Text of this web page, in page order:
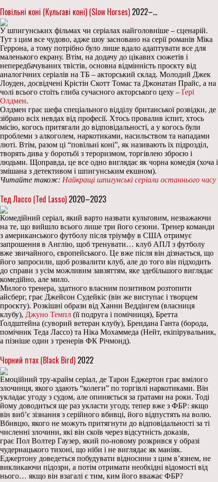
Повільні коні (Кульгаві коні) (Slow Horses) 2022–…
У шпигунських фільмах чи серіалах найголовніше – сценарій.
Тут з цим все чудово, адже шоу засновано на серії романів Міка
Геррона, а тому потрібно було лише вдало адаптувати все для
маленького екрану. Втім, на додачу до цікавих сюжетів і
непередбачуваних твістів, основна відмінність проєкту від
аналогічних серіалів на ТБ – акторський склад. Молодий Джек
Лоуден, досвідчені Крістін Скотт Томас та Джонатан Прайс, а на
чолі всього стоїть глиба сучасного акторського цеху – Ґері
Олдмен.
Олдмен грає шефа спеціального відділу британської розвідки, де
зібрано всіх невдах від професії. Хтось провалив іспит, хтось
місію, когось притягали до відповідальності, а у когось були
проблеми з алкоголем, наркотиками, насильством та нападами
люті. Втім, разом ці “повільні коні”, як називають їх підрозділ,
творять дива у боротьбі з тероризмом, торгівлею зброєю і
людьми. Щоправда, це все одно виглядає як чорна комедія (хоча і
змішана з детективом і шпигунським екшном).
Читайте також: Найкращі шпигунські серіали останнього часу
Тед Лассо (Ted Lasso) 2020–2023
Комедійний серіал, який варто назвати культовим, незважаючи
на те, що вийшло всього лише три його сезони. Тренер команди
з американського футболу після тріумфу в США отримує
запрошення в Англію, щоб тренувати… клуб АПЛ з футболу
вже звичайного, європейського. Це вже після він дізнається, що
його запросили, щоб розвалити клуб, але до того він підходить
до справи з усім можливим завзяттям, яке здебільшого виглядає
комедійно, але мило.
Милого тренера, здатного власним позитивом розтопити
айсберг, грає Джейсон Судейкіс (він же виступає і творцем
проєкту). Розкішні образи від Ханни Веддінгем (власниця
клубу), Джуно Темпл (її подруга і помічниця), Бретта
Ґолдштейна (суворий ветеран клубу), Брендана Ганта (борода,
помічник Теда Лассо) та Ніка Мохаммеда (Нейт, екіпірувальник,
а пізніше один з тренерів ФК Річмонд).
Чорний птах (Black Bird) 2022
Емоційний тру-крайм серіал, де Тарон Еджертон грає вмілого
злочинця, якого здають “колеги” по торгівлі наркотиками. Він
укладає угоду з судом, але опиняється за ґратами на роки. Тоді
йому доводиться ще раз укласти угоду, тепер вже з ФБР: якщо
він виб’є зізнання з серійного вбивці, його відпустять на волю.
Вбивцю, якого не можуть притягнути до відповідальності за ті
численні злочини, які він скоїв через відсутність доказів,
грає Пол Волтер Гаузер, який по-новому розкрився у образі
чудернацького тихоні, що ніби і не виглядає як маніяк.
Еджертону доведеться побудувати відносини з цим в’язнем, не
викликаючи підозри, а потім отримати необхідні відомості від
нього… якщо він взагалі є тим, ким його вважає ФБР?